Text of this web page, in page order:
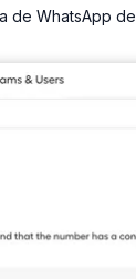
de WhatsApp